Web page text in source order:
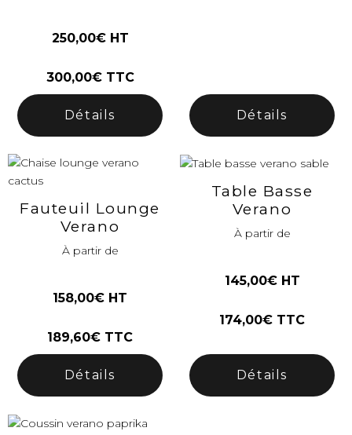
250,00€ HT
300,00€ TTC
Détails Détails
Fauteuil Lounge
Verano
À partir de
158,00€ HT
189,60€ TTC
Détails
Table Basse
Verano
À partir de
145,00€ HT
174,00€ TTC
Détails